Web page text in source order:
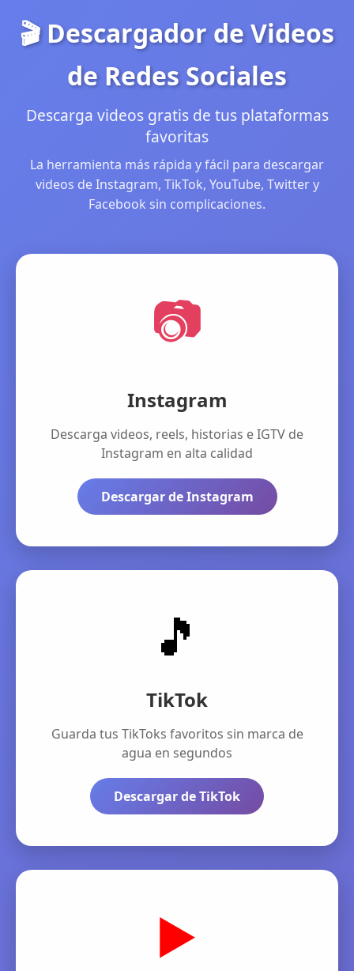
🎬 Descargador de Videos
de Redes Sociales
Descarga videos gratis de tus plataformas
favoritas
La herramienta más rápida y fácil para descargar
videos de Instagram, TikTok, YouTube, Twitter y
Facebook sin complicaciones.
📷
Instagram
Descarga videos, reels, historias e IGTV de
Instagram en alta calidad
Descargar de Instagram
🎵
TikTok
Guarda tus TikToks favoritos sin marca de
agua en segundos
Descargar de TikTok
▶️